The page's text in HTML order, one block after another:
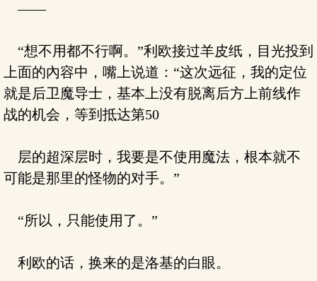
——
“想不用都不行啊。”利欧接过羊皮纸，目光投到
上面的內容中，嘴上说道：“这次远征，我的定位
就是后卫魔导士，基本上没有脱离后方上前线作
战的机会，等到抵达第50
层的超深层时，我要是不使用魔法，根本就不
可能是那里的怪物的对手。”
“所以，只能使用了。”
利欧的话，换来的是洛基的白眼。